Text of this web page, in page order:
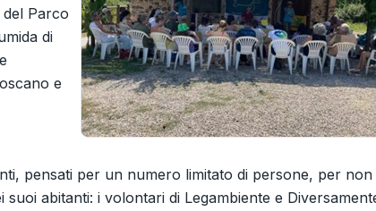
Parco
di
e
pensati per un numero limitato di persone, per non
abitanti: i volontari di Legambiente e